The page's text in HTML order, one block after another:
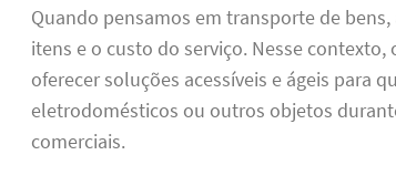
Quando pensamos em transporte de
itens e o custo do serviço. Nesse contexto,
oferecer soluções acessíveis e ágeis para
eletrodomésticos ou outros objetos
comerciais.